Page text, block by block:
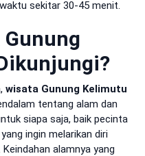
sekitar 30-45 menit.
Gunung
wisata Gunung Kelimutu
tentang alam dan
siapa saja, baik pecinta
ingin melarikan diri
alamnya yang